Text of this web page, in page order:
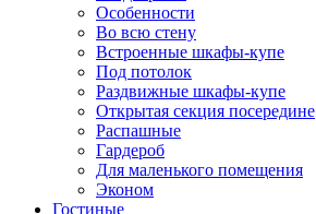
Особенности
Во всю стену
Встроенные шкафы-купе
Под потолок
Раздвижные шкафы-купе
Открытая секция посередине
Распашные
Гардероб
Для маленького помещения
Эконом
Гостиные